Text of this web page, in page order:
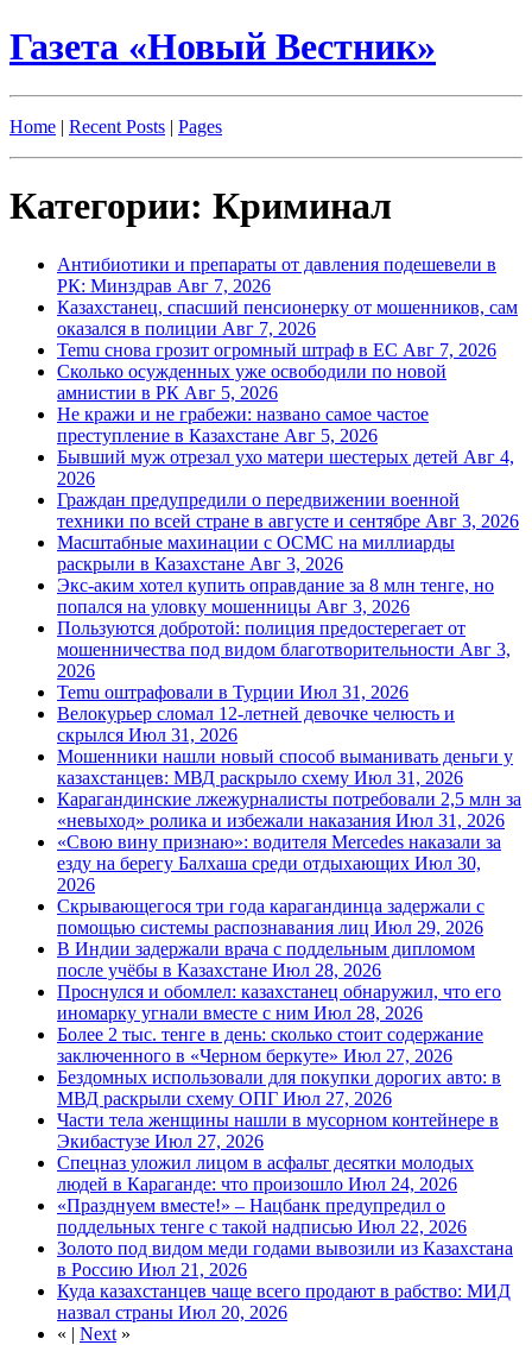
Газета «Новый Вестник»
Home | Recent Posts | Pages
Категории: Криминал
Антибиотики и препараты от давления подешевели в
РК: Минздрав Авг 7, 2026
Казахстанец, спасший пенсионерку от мошенников, сам
оказался в полиции Авг 7, 2026
Temu снова грозит огромный штраф в ЕС Авг 7, 2026
Сколько осужденных уже освободили по новой
амнистии в РК Авг 5, 2026
Не кражи и не грабежи: названо самое частое
преступление в Казахстане Авг 5, 2026
Бывший муж отрезал ухо матери шестерых детей Авг 4,
2026
Граждан предупредили о передвижении военной
техники по всей стране в августе и сентябре Авг 3, 2026
Масштабные махинации с ОСМС на миллиарды
раскрыли в Казахстане Авг 3, 2026
Экс-аким хотел купить оправдание за 8 млн тенге, но
попался на уловку мошенницы Авг 3, 2026
Пользуются добротой: полиция предостерегает от
мошенничества под видом благотворительности Авг 3,
2026
Temu оштрафовали в Турции Июл 31, 2026
Велокурьер сломал 12-летней девочке челюсть и
скрылся Июл 31, 2026
Мошенники нашли новый способ выманивать деньги у
казахстанцев: МВД раскрыло схему Июл 31, 2026
Карагандинские лжежурналисты потребовали 2,5 млн за
«невыход» ролика и избежали наказания Июл 31, 2026
«Свою вину признаю»: водителя Mercedes наказали за
езду на берегу Балхаша среди отдыхающих Июл 30,
2026
Скрывающегося три года карагандинца задержали с
помощью системы распознавания лиц Июл 29, 2026
В Индии задержали врача с поддельным дипломом
после учёбы в Казахстане Июл 28, 2026
Проснулся и обомлел: казахстанец обнаружил, что его
иномарку угнали вместе с ним Июл 28, 2026
Более 2 тыс. тенге в день: сколько стоит содержание
заключенного в «Черном беркуте» Июл 27, 2026
Бездомных использовали для покупки дорогих авто: в
МВД раскрыли схему ОПГ Июл 27, 2026
Части тела женщины нашли в мусорном контейнере в
Экибастузе Июл 27, 2026
Спецназ уложил лицом в асфальт десятки молодых
людей в Караганде: что произошло Июл 24, 2026
«Празднуем вместе!» – Нацбанк предупредил о
поддельных тенге с такой надписью Июл 22, 2026
Золото под видом меди годами вывозили из Казахстана
в Россию Июл 21, 2026
Куда казахстанцев чаще всего продают в рабство: МИД
назвал страны Июл 20, 2026
« | Next »